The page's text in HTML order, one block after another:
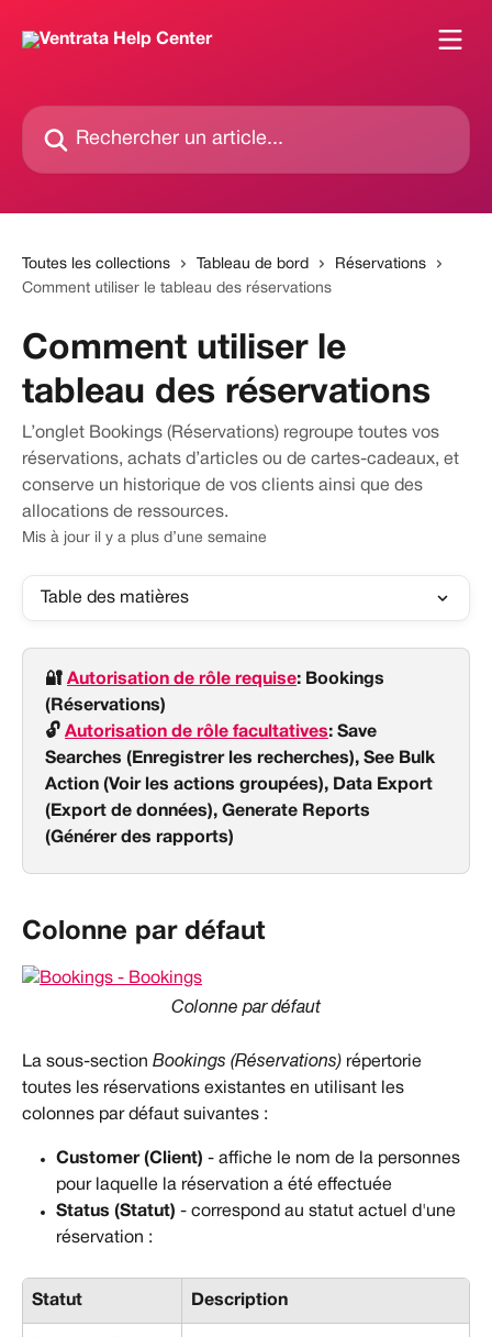
Rechercher un article...
Toutes les collections Tableau de bord
Réservations
Comment utiliser le tableau des réservations
Comment utiliser le
tableau des réservations
L’onglet Bookings (Réservations) regroupe toutes vos
réservations, achats d’articles ou de cartes-cadeaux, et
conserve un historique de vos clients ainsi que des
allocations de ressources.
Mis à jour il y a plus d’une semaine
Table des matières
🔐 Autorisation de rôle requise: Bookings
(Réservations)
🔓 Autorisation de rôle facultatives: Save
Searches (Enregistrer les recherches), See Bulk
Action (Voir les actions groupées), Data Export
(Export de données), Generate Reports
(Générer des rapports)
Colonne par défaut
Colonne par défaut
La sous-section Bookings (Réservations) répertorie
toutes les réservations existantes en utilisant les
colonnes par défaut suivantes :
Customer (Client) - affiche le nom de la personnes
pour laquelle la réservation a été effectuée
Status (Statut) - correspond au statut actuel d'une
réservation :
Statut Description